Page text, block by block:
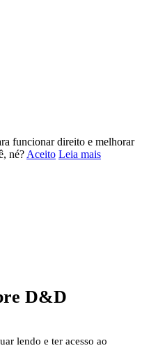
funcionar direito e melhorar
né? Aceito Leia mais
D&D
lendo e ter acesso ao